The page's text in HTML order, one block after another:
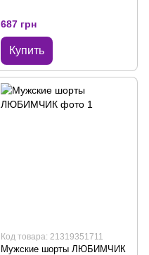
687 грн
Купить
Код товара: 21319351711
Мужские шорты ЛЮБИМЧИК